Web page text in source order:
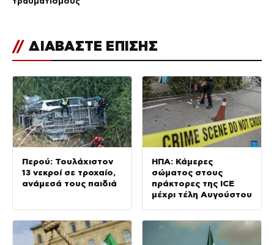
// ΔΙΑΒΑΣΤΕ ΕΠΙΣΗΣ
Περού: Τουλάχιστον
13 νεκροί σε τροχαίο,
ανάμεσά τους παιδιά
ΗΠΑ: Κάμερες
σώματος στους
πράκτορες της ICE
μέχρι τέλη Αυγούστου